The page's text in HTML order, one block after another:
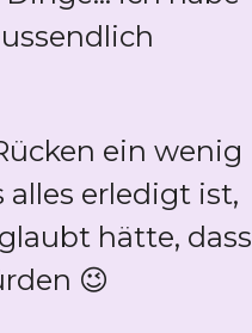
ein wenig
alles erledigt ist,
hätte, dass
😉